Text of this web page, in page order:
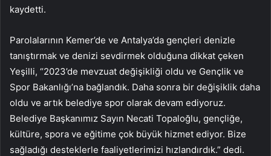
kaydetti.
Parolalarının Kemer’de ve Antalya’da gençleri denizle
tanıştırmak ve denizi sevdirmek olduğuna dikkat çeken
Yeşilli, “2023’de mevzuat değişikliği oldu ve Gençlik ve
Spor Bakanlığı’na bağlandık. Daha sonra bir değişiklik daha
oldu ve artık belediye spor olarak devam ediyoruz.
Belediye Başkanımız Sayın Necati Topaloğlu, gençliğe,
kültüre, spora ve eğitime çok büyük hizmet ediyor. Bize
sağladığı desteklerle faaliyetlerimizi hızlandırdık.” dedi.